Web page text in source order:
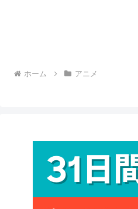
ホーム アニメ